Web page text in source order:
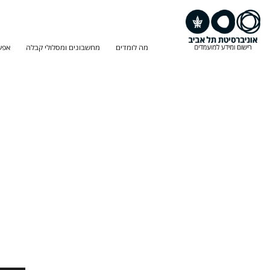
מה לומדים מחשבונים ומסלולי קבלה